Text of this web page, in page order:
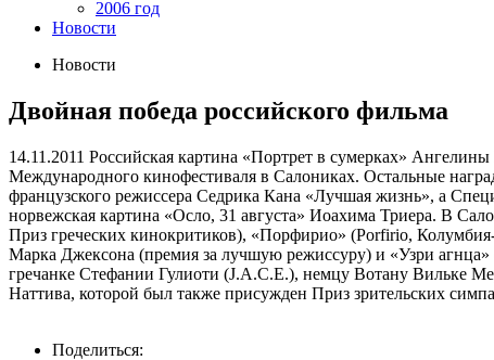
2006 год
Новости
Новости
Двойная победа российского фильма
14.11.2011 Российская картина «Портрет в сумерках»
Международного кинофестиваля в Салониках. Остальные
французского режиссера Седрика Кана «Лучшая жизнь», а
норвежская картина «Осло, 31 августа» Иоахима Триера. В
Приз греческих кинокритиков), «Порфирио» (Porfirio,
Марка Джексона (премия за лучшую режиссуру) и «Узри
гречанке Стефании Гулиоти (J.A.C.E.), немцу Вотану Вильке
Наттива, которой был также присужден Приз зрительских
Поделиться: